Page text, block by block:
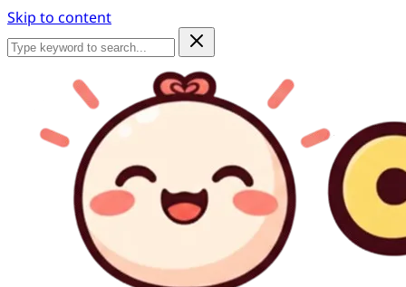
Skip to content